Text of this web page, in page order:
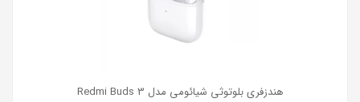
هندزفری بلوتوثی شیائومی مدل Redmi Buds 3